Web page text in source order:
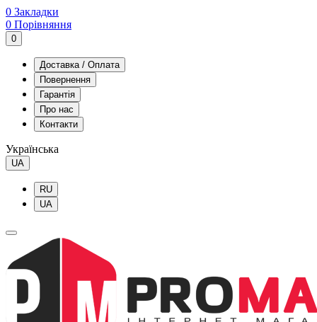
0 Закладки
0 Порівняння
0
Доставка / Оплата
Повернення
Гарантія
Про нас
Контакти
Українська
UA
RU
UA